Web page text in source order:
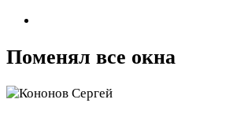
Поменял все окна